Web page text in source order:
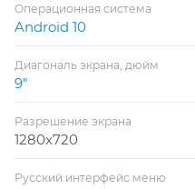
Операционная система
Android 10
Диагональ экрана, дюйм
9"
Разрешение экрана
1280x720
Русский интерфейс меню